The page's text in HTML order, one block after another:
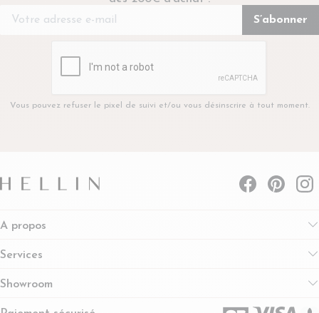
Vous pouvez refuser le pixel de suivi et/ou vous désinscrire à tout moment.
A propos
Services
Showroom